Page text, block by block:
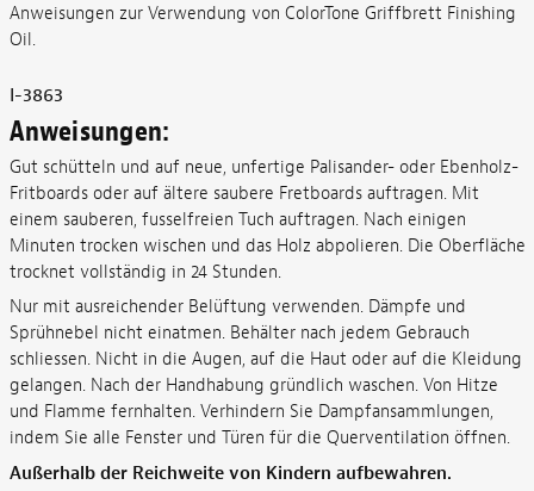
Anweisungen zur Verwendung von ColorTone Griffbrett Finishing
Oil.
I-3863
Anweisungen:
Gut schütteln und auf neue, unfertige Palisander- oder Ebenholz-
Fritboards oder auf ältere saubere Fretboards auftragen. Mit
einem sauberen, fusselfreien Tuch auftragen. Nach einigen
Minuten trocken wischen und das Holz abpolieren. Die Oberfläche
trocknet vollständig in 24 Stunden.
Nur mit ausreichender Belüftung verwenden. Dämpfe und
Sprühnebel nicht einatmen. Behälter nach jedem Gebrauch
schliessen. Nicht in die Augen, auf die Haut oder auf die Kleidung
gelangen. Nach der Handhabung gründlich waschen. Von Hitze
und Flamme fernhalten. Verhindern Sie Dampfansammlungen,
indem Sie alle Fenster und Türen für die Querventilation öffnen.
Außerhalb der Reichweite von Kindern aufbewahren.